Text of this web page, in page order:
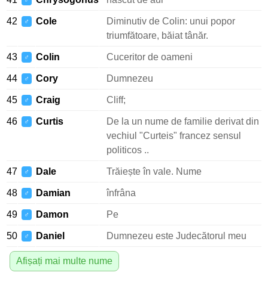
42 ♂ Cole
Diminutiv de Colin: unui popor
triumfătoare, băiat tânăr.
43 ♂ Colin Cuceritor de oameni
44 ♂ Cory Dumnezeu
45 ♂ Craig Cliff;
46 ♂ Curtis
De la un nume de familie derivat din
vechiul "Curteis" francez sensul
politicos ..
47 ♂ Dale Trăiește în vale. Nume
48 ♂ Damian înfrâna
49 ♂ Damon Pe
50 ♂ Daniel Dumnezeu este Judecătorul meu
Afișați mai multe nume